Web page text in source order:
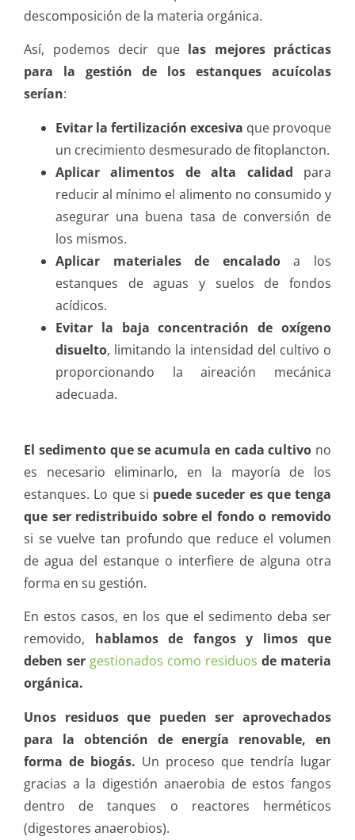
descomposición de la materia orgánica.
Así, podemos decir que las mejores prácticas
para la gestión de los estanques acuícolas
serían:
Evitar la fertilización excesiva que provoque
un crecimiento desmesurado de fitoplancton.
Aplicar alimentos de alta calidad para
reducir al mínimo el alimento no consumido y
asegurar una buena tasa de conversión de
los mismos.
Aplicar materiales de encaladoa los
estanques de aguas y suelos de fondos
acídicos.
Evitar la baja concentración de oxígeno
disuelto, limitando la intensidad del cultivo o
proporcionando la aireación mecánica
adecuada.
El sedimento que se acumula en cada cultivo no
es necesario eliminarlo, en la mayoría de los
estanques. Lo que si puede suceder es que tenga
que ser redistribuido sobre el fondo o removido
si se vuelve tan profundo que reduce el volumen
de agua del estanque o interfiere de alguna otra
forma en su gestión.
En estos casos, en los que el sedimento deba ser
removido, hablamos de fangos y limos que
deben ser gestionados como residuos de materia
orgánica.
Unos residuos que pueden ser aprovechados
para la obtención de energía renovable, en
forma de biogás. Un proceso que tendría lugar
gracias a la digestión anaerobia de estos fangos
dentro de tanques o reactores herméticos
(digestores anaerobios).